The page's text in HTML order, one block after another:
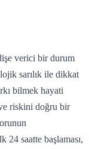
verici bir durum
sarılık ile dikkat
bilmek hayati
ve riskini doğru bir
24 saatte başlaması,